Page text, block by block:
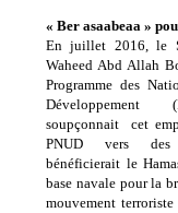
« Ber asaabeaa »
En juillet 2016, le
Waheed Abd Allah
Programme des
Développement
soupçonnait cet
PNUD vers
bénéficierait le
base navale pour la
mouvement